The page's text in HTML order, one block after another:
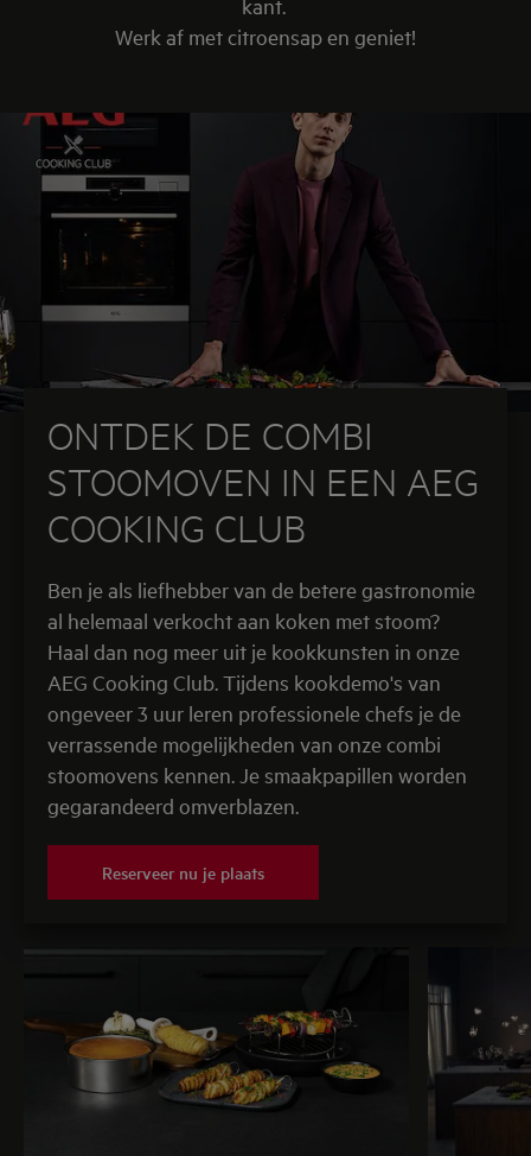
kant.
Werk af met citroensap en geniet!
ONTDEK DE COMBI
STOOMOVEN IN EEN AEG
COOKING CLUB
Ben je als liefhebber van de betere gastronomie
al helemaal verkocht aan koken met stoom?
Haal dan nog meer uit je kookkunsten in onze
AEG Cooking Club. Tijdens kookdemo's van
ongeveer 3 uur leren professionele chefs je de
verrassende mogelijkheden van onze combi
stoomovens kennen. Je smaakpapillen worden
gegarandeerd omverblazen.
Reserveer nu je plaats